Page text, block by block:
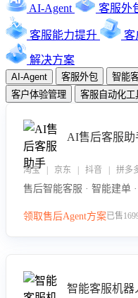
AI-Agent 客服外
客服能力提升 客
解决方案
AI-Agent 客服外包 智能
客户体验管理
客服自动化工
AI售后客服助
淘宝 | 京东 | 抖音 | 拼多
领取售后Agent方案已售
智能客服机器